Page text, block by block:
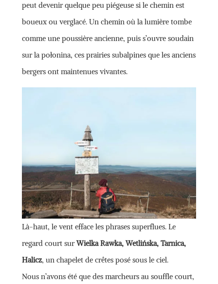
peut devenir quelque peu piégeuse si le chemin est
boueux ou verglacé. Un chemin où la lumière tombe
comme une poussière ancienne, puis s’ouvre soudain
sur la połonina, ces prairies subalpines que les anciens
bergers ont maintenues vivantes.
Là-haut, le vent efface les phrases superflues. Le
regard court surWielka Rawka, Wetlińska, Tarnica,
Halicz, un chapelet de crêtes posé sous le ciel.
Nous n’avons été que des marcheurs au souffle court,